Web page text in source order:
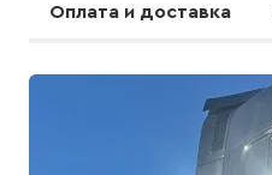
Оплата и доставка